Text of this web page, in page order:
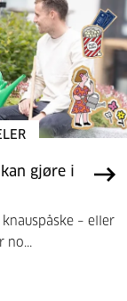
gjøre i
– eller
no...